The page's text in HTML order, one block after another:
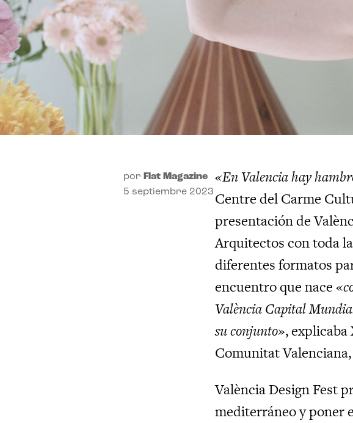
por Flat Magazine
5 septiembre 2023
«En Valencia hay
Centre del Carme
presentación de
Arquitectos con toda
diferentes formatos
encuentro que nace «
València Capital
su conjunto»,
Comunitat
València Design Fest
mediterráneo y poner